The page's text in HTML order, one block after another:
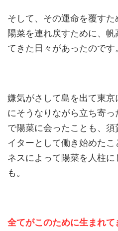
そして、その運命を覆す
陽菜を連れ戻すために、
てきた日々があったのです
嫌気がさして島を出て東
にそうなりながら立ち寄
で陽菜に会ったことも、
イターとして働き始めた
ネスによって陽菜を人柱に
も。
全てがこのために生まれ